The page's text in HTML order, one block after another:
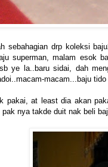
sebahagian drp koleksi
superman, malam esok
ye la..baru sidai, dah
macam...baju
pakai, at least dia akan
nya takde duit nak beli